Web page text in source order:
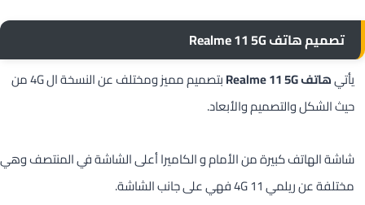
تصميم هاتف Realme 11 5G
يأتيهاتف Realme 11 5G
بتصميم مميز ومختلف عن النسخة ال 4G من
حيث الشكل والتصميم والأبعاد.
شاشة الهاتف كبيرة من الأمام و الكاميرا أعلى الشاشة في المنتصف وهي
مختلفة عن ريلمي 11 4G فهي على جانب الشاشة.